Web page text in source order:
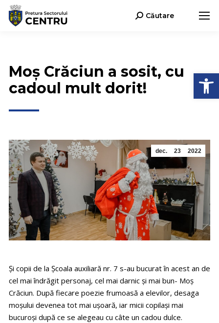
Search:Căutare
Moș Crăciun a sosit, cu
cadoul mult dorit!
dec. 23 2022
Și copii de la Școala auxiliară nr. 7 s-au bucurat în acest an de
cel mai îndrăgit personaj, cel mai darnic și mai bun- Moș
Crăciun. După fiecare poezie frumoasă a elevilor, desaga
moșului devenea tot mai ușoară, iar micii copilași mai
bucuroși după ce se alegeau cu câte un cadou dulce.